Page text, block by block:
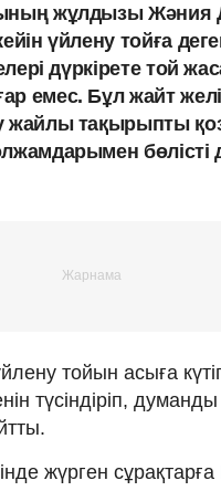
жұлдызы Жәния
үйлену тойға
дүркірете той
емес. Бұл жайт
жайлы тақырыпты
бөлісті
тойын асыға
түсіндіріп,
жүрген сұрақтарға